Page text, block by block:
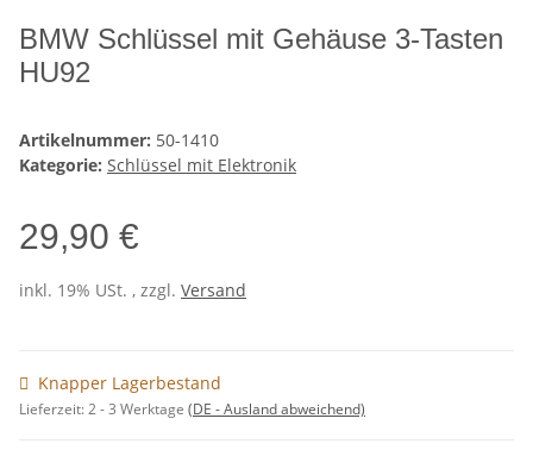
BMW Schlüssel mit Gehäuse 3-Tasten
HU92
Artikelnummer: 50-1410
Kategorie: Schlüssel mit Elektronik
29,90 €
inkl. 19% USt. , zzgl. Versand
Knapper Lagerbestand
Lieferzeit:2 - 3 Werktage (DE - Ausland abweichend)